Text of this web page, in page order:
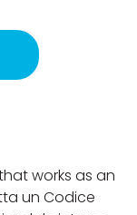
works as an
un Codice